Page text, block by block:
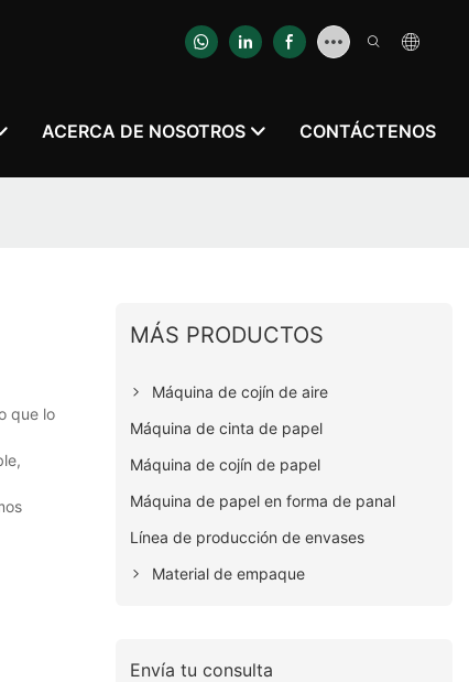
ACERCA DE NOSOTROS CONTÁCTENOS
que lo
MÁS PRODUCTOS
Máquina de cojín de aire
Máquina de cinta de papel
Máquina de cojín de papel
Máquina de papel en forma de panal
Línea de producción de envases
Material de empaque
Envía tu consulta